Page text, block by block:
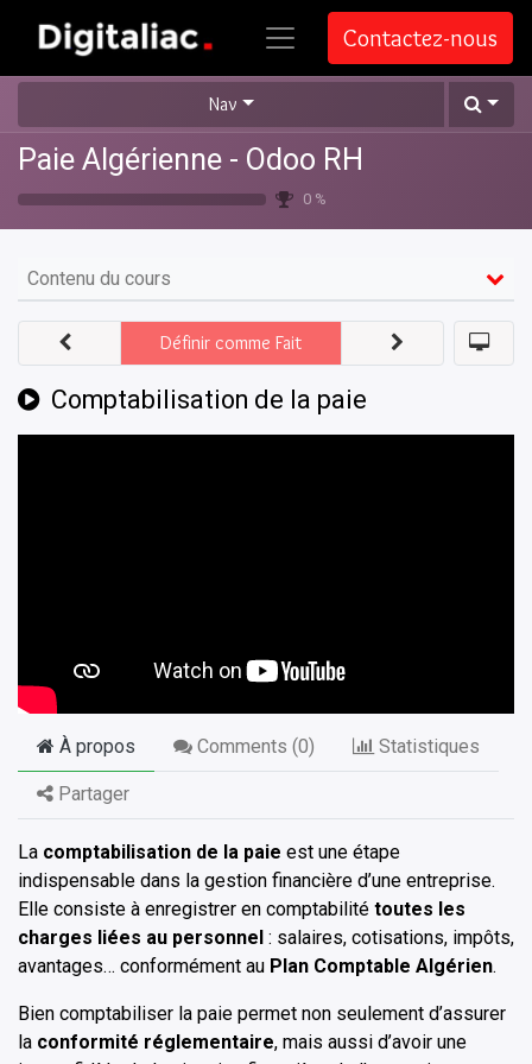
Contactez-nous
Nav
Paie Algérienne - Odoo RH
0 %
Contenu du cours
Comptabilisation de la paie
Définir comme Fait
À propos Comments (0) Statistiques
Partager
La comptabilisation de la paie est une étape
indispensable dans la gestion financière d’une entreprise.
Elle consiste à enregistrer en comptabilité toutes les
charges liées au personnel : salaires, cotisations, impôts,
avantages… conformément au Plan Comptable Algérien.
Bien comptabiliser la paie permet non seulement d’assurer
la conformité réglementaire, mais aussi d’avoir une